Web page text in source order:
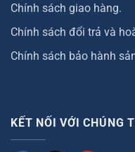
Chính sách giao hàng.
Chính sách đổi trả và
Chính sách bảo hành
KẾT NỐI VỚI CHÚNG